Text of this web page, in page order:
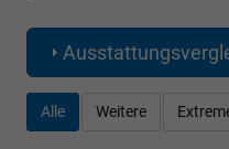
Alle Weitere